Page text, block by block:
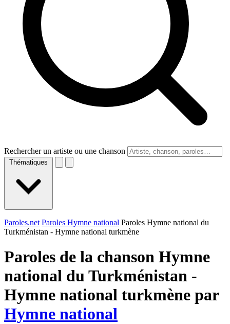
Rechercher un artiste ou une chanson
Thématiques
Paroles.net Paroles Hymne national Paroles Hymne national du
Turkménistan - Hymne national turkmène
Paroles de la chanson Hymne
national du Turkménistan -
Hymne national turkmène par
Hymne national